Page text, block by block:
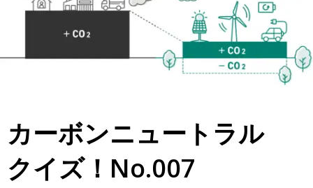
カーボンニュートラル
クイズ！No.007